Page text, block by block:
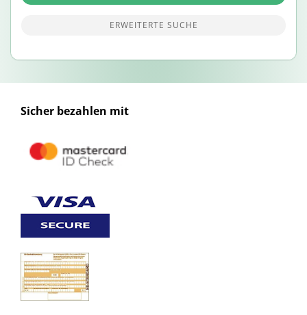
ERWEITERTE SUCHE
Sicher bezahlen mit